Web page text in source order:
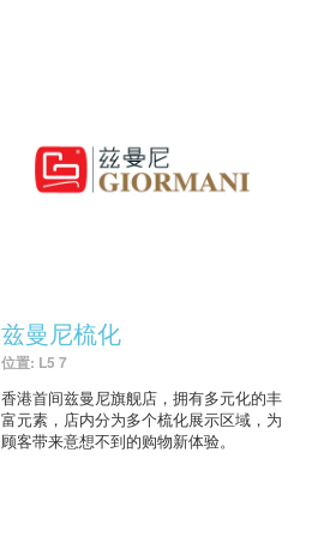
兹曼尼梳化
位置: L5 7
香港首间兹曼尼旗舰店，拥有多元化的丰
富元素，店内分为多个梳化展示区域，为
顾客带来意想不到的购物新体验。